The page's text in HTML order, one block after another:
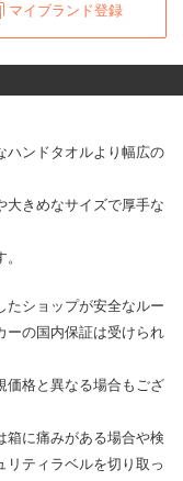
マイブランド登録
ハンドタオルより幅広の
大きめなサイズで厚手な
ショップが安全なルー
ーの国内保証は受けられ
格と異なる場合もござ
に痛みがある場合や検
ティラベルを切り取っ